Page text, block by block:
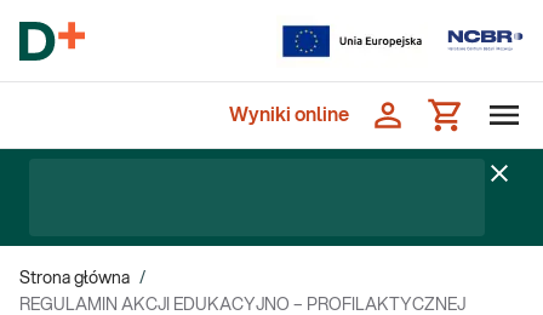
Wyniki online
Strona główna /
REGULAMIN AKCJI EDUKACYJNO – PROFILAKTYCZNEJ